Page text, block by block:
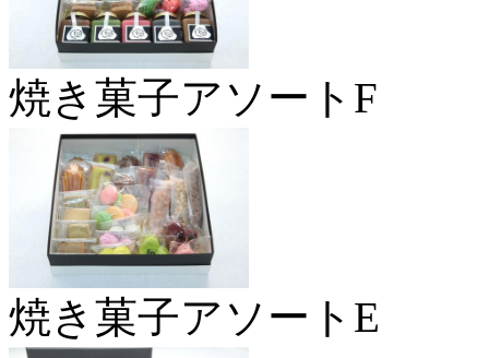
焼き菓子アソートF
焼き菓子アソートE